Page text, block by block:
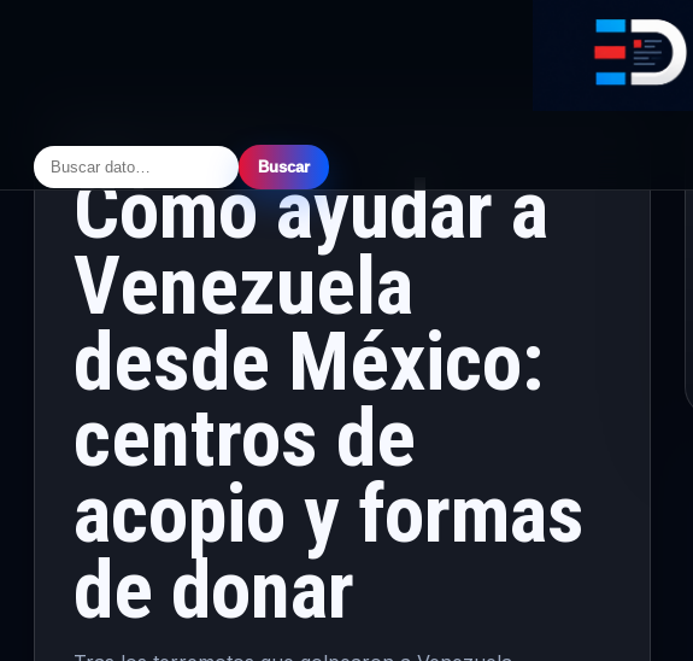
Buscar
NACIONAL· JUNIO 26, 2026
Cómo ayudar a
Venezuela
desde México:
centros de
acopio y formas
de donar